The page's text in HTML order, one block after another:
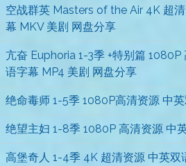
空战群英 Masters of the Air 4K 超
幕 MKV 美剧 网盘分享
亢奋 Euphoria 1-3季 +特别篇 1080P
语字幕 MP4 美剧 网盘分享
绝命毒师 1-5季 1080P高清资源 中
绝望主妇 1-8季 1080P 高清资源 中
高堡奇人 1-4季 4K 超清资源 中英双